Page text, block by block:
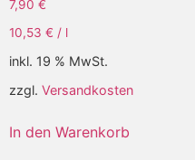
7,90 €
10,53 € / l
inkl. 19 % MwSt.
zzgl. Versandkosten
In den Warenkorb